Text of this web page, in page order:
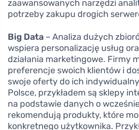
zaawansowanych narzędzi
potrzeby zakupu drogich
Big Data – Analiza dużych
wspiera personalizację usług
działania marketingowe. Firmy
preferencje swoich klientów i
swoje oferty do ich
Polsce, przykładem są sklepy
na podstawie danych o
rekomendują produkty, które
konkretnego użytkownika.